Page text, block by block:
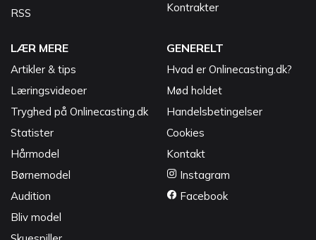
RSS
Kontrakter
LÆR MERE
Artikler & tips
Læringsvideoer
Tryghed på Onlinecasting.dk
Statister
Hårmodel
Børnemodel
Audition
Bliv model
GENERELT
Hvad er Onlinecasting.dk?
Mød holdet
Handelsbetingelser
Cookies
Kontakt
Instagram
Facebook